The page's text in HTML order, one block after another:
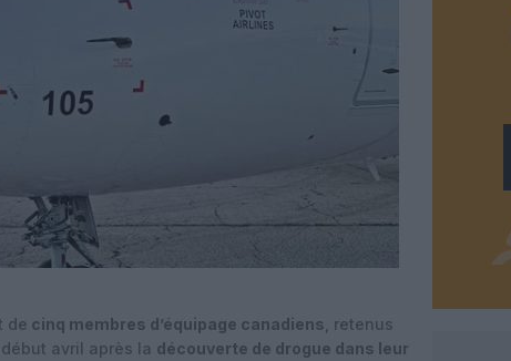
de cinq membres d’équipage canadiens , retenus
avril après la découverte de drogue dans leur